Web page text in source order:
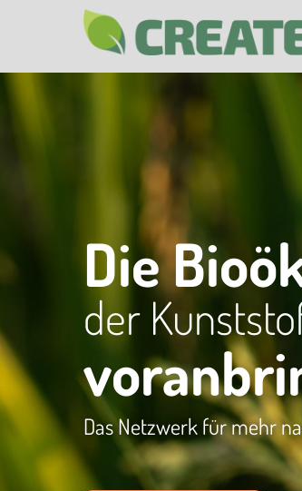
Die
der
Das Netzwerk für mehr